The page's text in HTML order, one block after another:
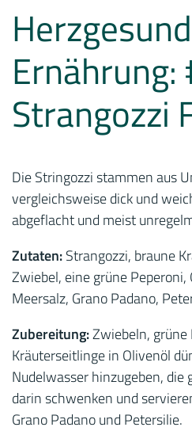
Ernährung:
Strangozzi
Die Stringozzi stammen aus
vergleichsweise dick und
abgeflacht und meist
Zutaten:Strangozzi, braune
Zwiebel, eine grüne
Meersalz, Grano Padano,
Zubereitung:Zwiebeln, grüne
Kräuterseitlinge in Olivenöl
Nudelwasser hinzugeben, die
darin schwenken und
Grano Padano und Petersilie.